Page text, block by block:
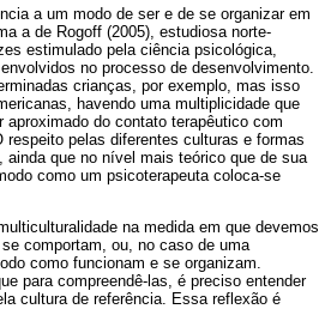
a um modo de ser e de se organizar em
a de Rogoff (2005), estudiosa norte-
estimulado pela ciência psicológica,
no processo de desenvolvimento.
crianças, por exemplo, mas isso
havendo uma multiplicidade que
do contato terapêutico com
pelas diferentes culturas e formas
que no nível mais teórico que de sua
como um psicoterapeuta coloca-se
na medida em que devemos
comportam, ou, no caso de uma
como funcionam e se organizam.
para compreendê-las, é preciso entender
cultura de referência. Essa reflexão é